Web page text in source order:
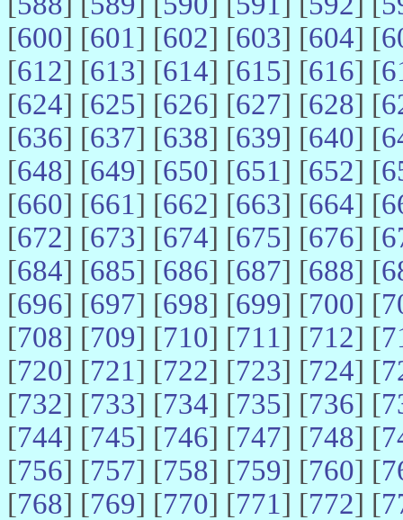
[600] [601] [602] [603] [604] [
[612] [613] [614] [615] [616] [
[624] [625] [626] [627] [628] [
[636] [637] [638] [639] [640] [
[648] [649] [650] [651] [652] [
[660] [661] [662] [663] [664] [
[672] [673] [674] [675] [676] [
[684] [685] [686] [687] [688] [
[696] [697] [698] [699] [700] [
[708] [709] [710] [711] [712] [
[720] [721] [722] [723] [724] [
[732] [733] [734] [735] [736] [
[744] [745] [746] [747] [748] [
[756] [757] [758] [759] [760] [
[768] [769] [770] [771] [772] [